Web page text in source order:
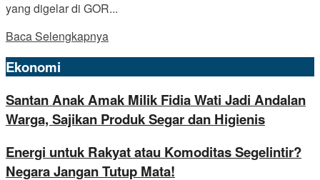
yang digelar di GOR...
Baca Selengkapnya
Ekonomi
Santan Anak Amak Milik Fidia Wati Jadi Andalan
Warga, Sajikan Produk Segar dan Higienis
Energi untuk Rakyat atau Komoditas Segelintir?
Negara Jangan Tutup Mata!